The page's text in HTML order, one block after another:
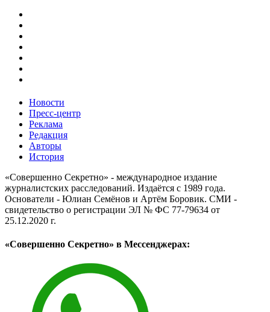
Новости
Пресс-центр
Реклама
Редакция
Авторы
История
«Совершенно Секретно» - международное издание
журналистских расследований. Издаётся с 1989 года.
Основатели - Юлиан Семёнов и Артём Боровик. CМИ -
свидетельство о регистрации ЭЛ № ФС 77-79634 от
25.12.2020 г.
«Совершенно Секретно» в Мессенджерах: